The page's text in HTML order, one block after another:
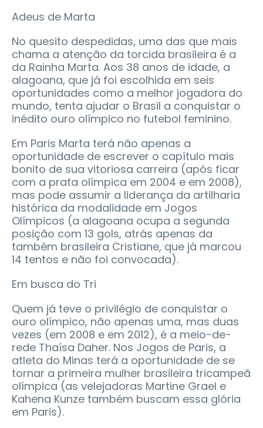
Adeus de Marta
No quesito despedidas, uma das que mais
chama a atenção da torcida brasileira é a
da Rainha Marta. Aos 38 anos de idade, a
alagoana, que já foi escolhida em seis
oportunidades como a melhor jogadora do
mundo, tenta ajudar o Brasil a conquistar o
inédito ouro olímpico no futebol feminino.
Em Paris Marta terá não apenas a
oportunidade de escrever o capítulo mais
bonito de sua vitoriosa carreira (após ficar
com a prata olímpica em 2004 e em 2008),
mas pode assumir a liderança da artilharia
histórica da modalidade em Jogos
Olímpicos (a alagoana ocupa a segunda
posição com 13 gols, atrás apenas da
também brasileira Cristiane, que já marcou
14 tentos e não foi convocada).
Em busca do Tri
Quem já teve o privilégio de conquistar o
ouro olímpico, não apenas uma, mas duas
vezes (em 2008 e em 2012), é a meio-de-
rede Thaísa Daher. Nos Jogos de Paris, a
atleta do Minas terá a oportunidade de se
tornar a primeira mulher brasileira tricampeã
olímpica (as velejadoras Martine Grael e
Kahena Kunze também buscam essa glória
em Paris).